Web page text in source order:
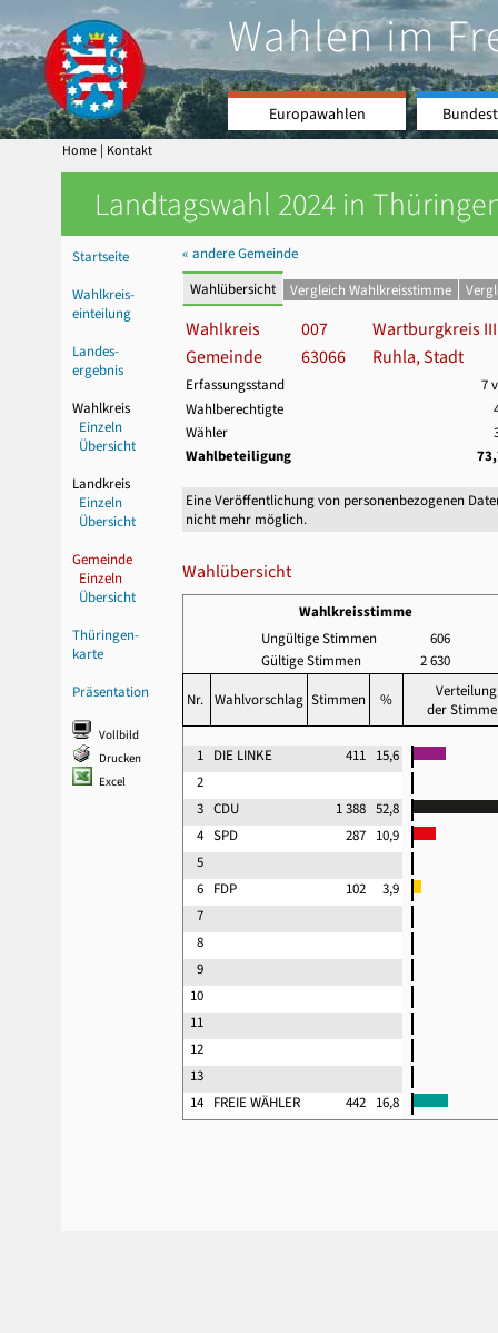
Wahlen im
Europawahlen
Home | Kontakt
Landtagswahl 2024 in
Startseite
Wahlkreis-
einteilung
Landes-
ergebnis
Wahlkreis
Einzeln
Übersicht
Landkreis
Einzeln
Übersicht
Gemeinde
Einzeln
Übersicht
Thüringen-
karte
Präsentation
Vollbild
Drucken
Excel
« andere Gemeinde
Wahlübersicht
Vergleich Wahlkreisstimme
Wahlkreis 007
Wartburgkreis III
Gemeinde
63066 Ruhla, Stadt
Erfassungsstand
7
Wahlberechtigte
Wähler
Wahlbeteiligung
Eine Veröffentlichung von personenbezogenen
nicht mehr möglich.
Wahlübersicht
Wahlkreisstimme
Ungültige Stimmen
606
Gültige Stimmen
2 630
Nr. Wahlvorschlag Stimmen %
Verteilung
der
1 DIE LINKE 411 15,6
2
3 CDU 1 388 52,8
4 SPD 287 10,9
5
6 FDP 102
3,9
7
8
9
10
11
12
13
14 FREIE WÄHLER 442 16,8